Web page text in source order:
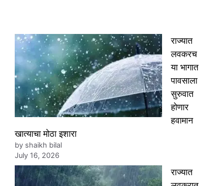
राज्यात
लवकरच
या भागात
पावसाला
सुरुवात
होणार
हवामान
खात्याचा मोठा इशारा
by shaikh bilal
July 16, 2026
राज्यात